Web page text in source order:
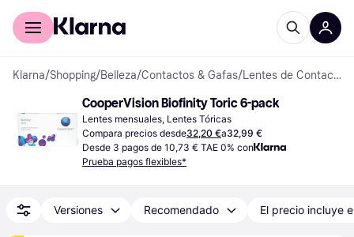
Comprar con Klarna
Klarna/Shopping/Belleza/Contactos & Gafas/ Lentes de Contacto
CooperVision Biofinity Toric 6-pack
Lentes mensuales, Lentes Tóricas
Compara precios desde32,20 €a32,99 €
Desde 3 pagos de 10,73 € TAE 0% con
Prueba pagos flexibles*
Versiones Recomendado El precio incluye